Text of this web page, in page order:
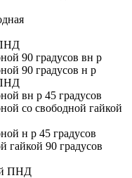
ПНД
90 градусов вн р
90 градусов н р
ПНД
вн р 45 градусов
со свободной гайкой
н р 45 градусов
90 градусов
ПНД